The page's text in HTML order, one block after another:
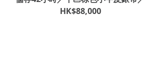
HK$88,000